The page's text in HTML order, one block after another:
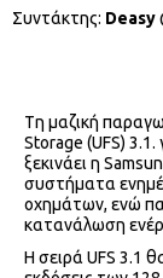
Συντάκτης: Deasy
Tη μαζική
Storage (UFS) 3.1.
ξεκινάει η
συστήματα
οχημάτων, ενώ
κατανάλωση
Η σειρά UFS 3.1